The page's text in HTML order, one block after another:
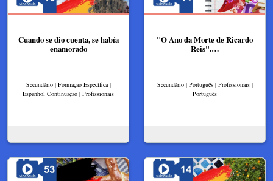
Cuando se dio cuenta, se había
enamorado
Secundário | Formação Específica |
Espanhol Continuação | Profissionais
"O Ano da Morte de Ricardo
Reis".…
Secundário | Português | Profissionais |
Português